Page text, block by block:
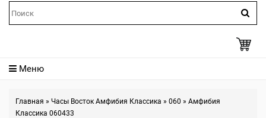
Меню
Главная » Часы Восток Амфибия Классика » 060 » Амфибия
Классика 060433